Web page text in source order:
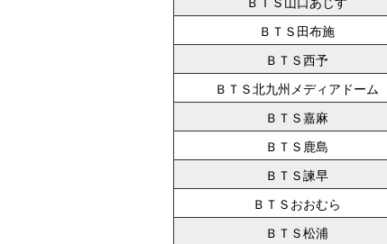
ＢＴＳ田布施
ＢＴＳ西予
ＢＴＳ北九州メディアドーム
ＢＴＳ嘉麻
ＢＴＳ鹿島
ＢＴＳ諫早
ＢＴＳおおむら
ＢＴＳ松浦